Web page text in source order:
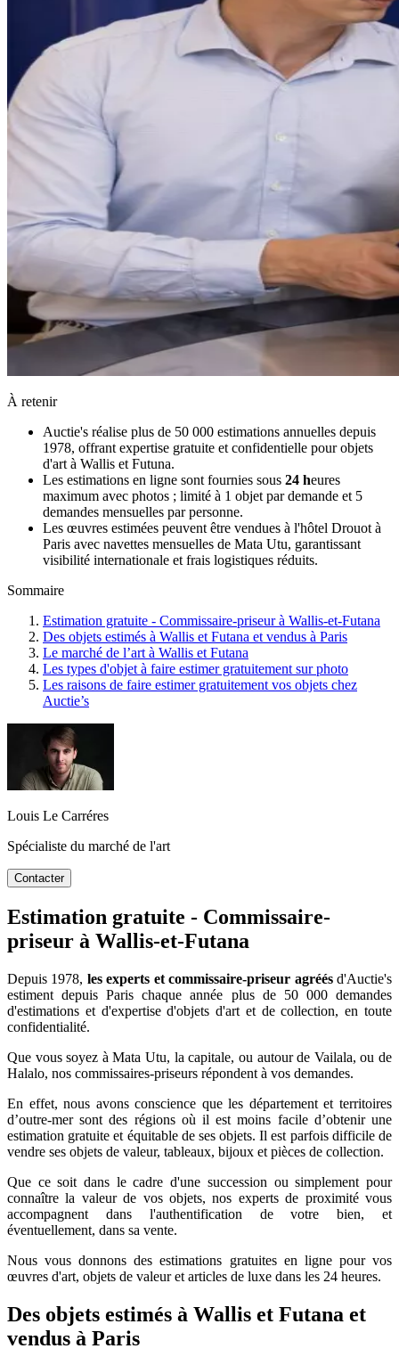
À retenir
Auctie's réalise plus de 50 000 estimations annuelles depuis
1978, offrant expertise gratuite et confidentielle pour objets
d'art à Wallis et Futuna.
Les estimations en ligne sont fournies sous 24 heures
maximum avec photos ; limité à 1 objet par demande et 5
demandes mensuelles par personne.
Les œuvres estimées peuvent être vendues à l'hôtel Drouot à
Paris avec navettes mensuelles de Mata Utu, garantissant
visibilité internationale et frais logistiques réduits.
Sommaire
Estimation gratuite - Commissaire-priseur à Wallis-et-Futana
Des objets estimés à Wallis et Futana et vendus à Paris
Le marché de l’art à Wallis et Futana
Les types d'objet à faire estimer gratuitement sur photo
Les raisons de faire estimer gratuitement vos objets chez
Auctie’s
Louis Le Carréres
Spécialiste du marché de l'art
Contacter
Estimation gratuite - Commissaire-
priseur à Wallis-et-Futana
Depuis 1978, les experts et commissaire-priseur agréésd'Auctie's
estiment depuis Paris chaque année plus de 50 000 demandes
d'estimations et d'expertise d'objets d'art et de collection, en toute
confidentialité.
Que vous soyez à Mata Utu, la capitale, ou autour de Vailala, ou de
Halalo, nos commissaires-priseurs répondent à vos demandes.
En effet, nous avons conscience que les département et territoires
d’outre-mer sont des régions où il est moins facile d’obtenir une
estimation gratuite et équitable de ses objets. Il est parfois difficile de
vendre ses objets de valeur, tableaux, bijoux et pièces de collection.
Que ce soit dans le cadre d'une succession ou simplement pour
connaître la valeur de vos objets, nos experts de proximité vous
accompagnent dans l'authentification de votre bien, et
éventuellement, dans sa vente.
Nous vous donnons des estimations gratuites en ligne pour vos
œuvres d'art, objets de valeur et articles de luxe dans les 24 heures.
Des objets estimés à Wallis et Futana et
vendus à Paris